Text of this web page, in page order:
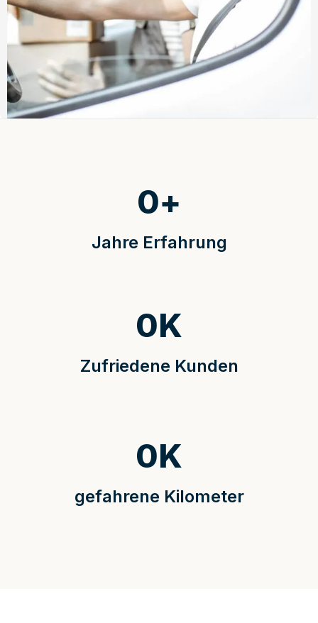
Jahre Erfahrung
0+
Zufriedene Kunden
0K
gefahrene Kilometer
0K